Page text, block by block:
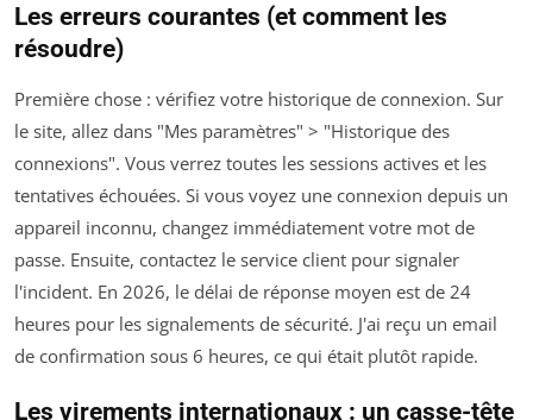
Les erreurs courantes (et comment les
résoudre)
Première chose : vérifiez votre historique de connexion. Sur
le site, allez dans "Mes paramètres" > "Historique des
connexions". Vous verrez toutes les sessions actives et les
tentatives échouées. Si vous voyez une connexion depuis un
appareil inconnu, changez immédiatement votre mot de
passe. Ensuite, contactez le service client pour signaler
l'incident. En 2026, le délai de réponse moyen est de 24
heures pour les signalements de sécurité. J'ai reçu un email
de confirmation sous 6 heures, ce qui était plutôt rapide.
Les virements internationaux : un casse-tête